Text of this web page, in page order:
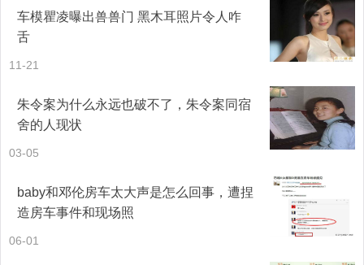
车模瞿凌曝出兽兽门 黑木耳照片令人咋
舌
11-21
朱令案为什么永远也破不了，朱令案同宿
舍的人现状
03-05
baby和邓伦房车太大声是怎么回事，遭捏
造房车事件和现场照
06-01